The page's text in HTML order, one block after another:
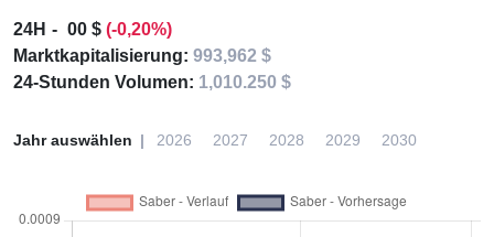
24H 00 $ (-0,20%)
Marktkapitalisierung: 993,962 $
24-Stunden Volumen: 1,010.250 $
Jahr auswählen 2026 2027 2028 2029 2030